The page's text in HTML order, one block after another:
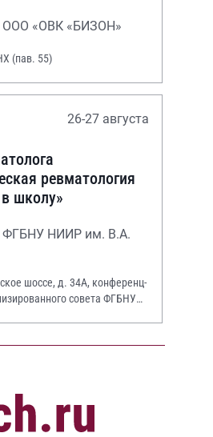
ООО «ОВК «БИЗОН»
(пав. 55)
26-27 августа
ревматология
школу»
ФГБНУ НИИР им. В.А.
шоссе, д. 34А, конференц-
совета ФГБНУ